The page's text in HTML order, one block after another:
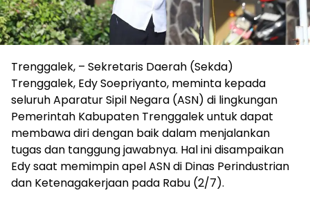
Trenggalek, – Sekretaris Daerah (Sekda)
Trenggalek, Edy Soepriyanto, meminta kepada
seluruh Aparatur Sipil Negara (ASN) di lingkungan
Pemerintah Kabupaten Trenggalek untuk dapat
membawa diri dengan baik dalam menjalankan
tugas dan tanggung jawabnya. Hal ini disampaikan
Edy saat memimpin apel ASN di Dinas Perindustrian
dan Ketenagakerjaan pada Rabu (2/7).